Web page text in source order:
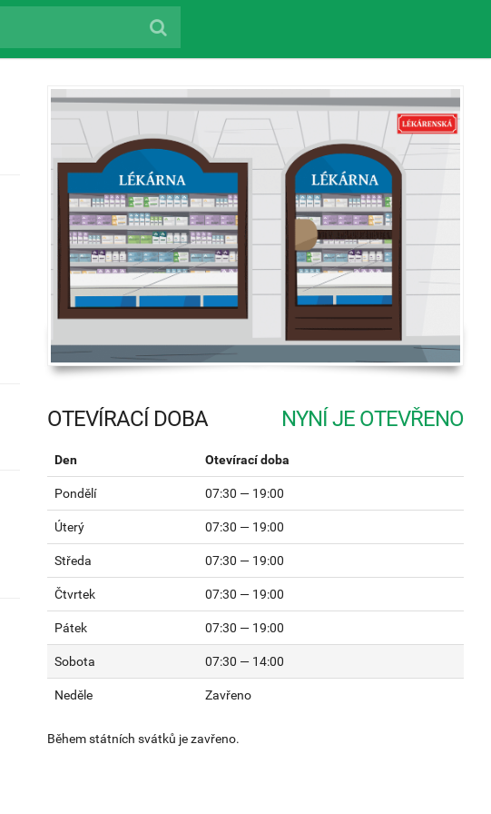
OTEVÍRACÍ DOBA
Den Otevírací doba
Pondělí 07:30 — 19:00
Úterý 07:30 — 19:00
Středa 07:30 — 19:00
Čtvrtek 07:30 — 19:00
Pátek 07:30 — 19:00
Sobota 07:30 — 14:00
Neděle Zavřeno
Během státních svátků je zavřeno.